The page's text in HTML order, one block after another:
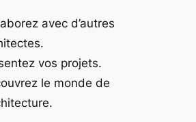
avec d’autres
vos projets.
le monde de